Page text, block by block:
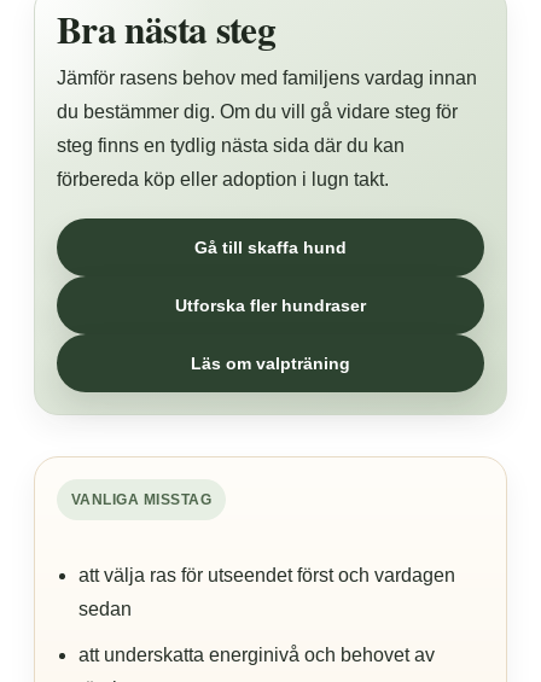
Bra nästa steg
Jämför rasens behov med familjens vardag innan
du bestämmer dig. Om du vill gå vidare steg för
steg finns en tydlig nästa sida där du kan
förbereda köp eller adoption i lugn takt.
Gå till skaffa hund
Utforska fler hundraser
Läs om valpträning
VANLIGA MISSTAG
att välja ras för utseendet först och vardagen
sedan
att underskatta energinivå och behovet av